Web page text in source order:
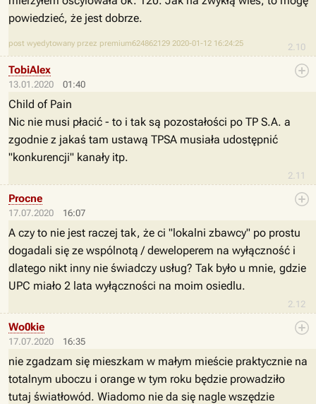
2.10
powiedzieć, że jest dobrze.
post wyedytowany przez premium624862129 2020-01-12 16:24:25
13.01.2020 01:40
2.11
TobiAlex
Child of Pain
Nic nie musi płacić - to i tak są pozostałości po TP S.A. a
zgodnie z jakaś tam ustawą TPSA musiała udostępnić
"konkurencji" kanały itp.
17.07.2020 16:07
2.12
Procne
A czy to nie jest raczej tak, że ci "lokalni zbawcy" po prostu
dogadali się ze wspólnotą / deweloperem na wyłączność i
dlatego nikt inny nie świadczy usług? Tak było u mnie, gdzie
UPC miało 2 lata wyłączności na moim osiedlu.
17.07.2020 16:35
Wo0kie
nie zgadzam się mieszkam w małym mieście praktycznie na
totalnym uboczu i orange w tym roku będzie prowadziło
tutaj światłowód. Wiadomo nie da się nagle wszędzie